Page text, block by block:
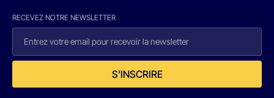
RECEVEZ NOTRE NEWSLETTER
S'INSCRIRE